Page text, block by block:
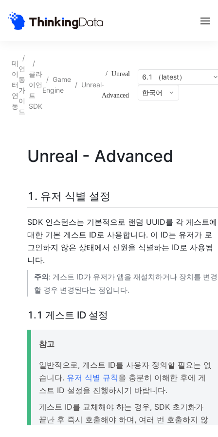
데
이
터
연
동
/
연
동
가
이
드
/
클라
이언
트
SDK
/ Game
Engine
/ Unreal
/ Unreal
-
Advanced
6.1 （latest）
한국어
Unreal - Advanced
1. 유저 식별 설정
SDK 인스턴스는 기본적으로 랜덤 UUID를 각 게스트에
대한 기본 게스트 ID로 사용합니다. 이 ID는 유저가 로
그인하지 않은 상태에서 신원을 식별하는 ID로 사용됩
니다.
주의: 게스트 ID가 유저가 앱을 재설치하거나 장치를 변경
할 경우 변경된다는 점입니다.
1.1 게스트 ID 설정
참고
일반적으로, 게스트 ID를 사용자 정의할 필요는 없
습니다. 유저 식별 규칙을 충분히 이해한 후에 게
스트 ID 설정을 진행하시기 바랍니다.
게스트 ID를 교체해야 하는 경우, SDK 초기화가
끝난 후 즉시 호출해야 하며, 여러 번 호출하지 않